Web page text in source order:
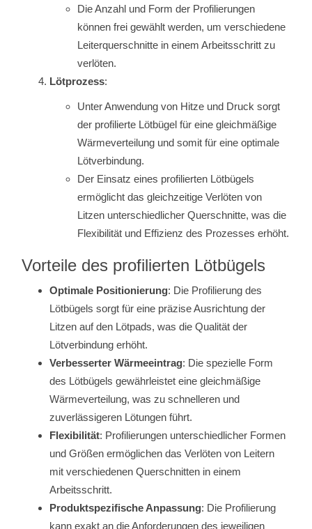
Die Anzahl und Form der Profilierungen
können frei gewählt werden, um verschiedene
Leiterquerschnitte in einem Arbeitsschritt zu
verlöten.
Lötprozess:
Unter Anwendung von Hitze und Druck sorgt
der profilierte Lötbügel für eine gleichmäßige
Wärmeverteilung und somit für eine optimale
Lötverbindung.
Der Einsatz eines profilierten Lötbügels
ermöglicht das gleichzeitige Verlöten von
Litzen unterschiedlicher Querschnitte, was die
Flexibilität und Effizienz des Prozesses erhöht.
Vorteile des profilierten Lötbügels
Optimale Positionierung: Die Profilierung des
Lötbügels sorgt für eine präzise Ausrichtung der
Litzen auf den Lötpads, was die Qualität der
Lötverbindung erhöht.
Verbesserter Wärmeeintrag: Die spezielle Form
des Lötbügels gewährleistet eine gleichmäßige
Wärmeverteilung, was zu schnelleren und
zuverlässigeren Lötungen führt.
Flexibilität: Profilierungen unterschiedlicher Formen
und Größen ermöglichen das Verlöten von Leitern
mit verschiedenen Querschnitten in einem
Arbeitsschritt.
Produktspezifische Anpassung: Die Profilierung
kann exakt an die Anforderungen des jeweiligen